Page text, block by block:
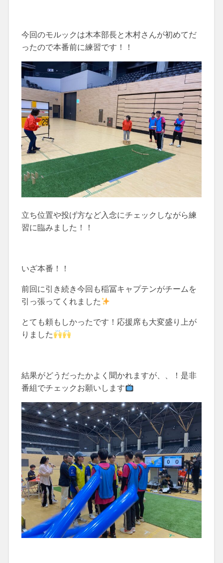
今回のモルックは木本部長と木村さんが初めてだ
ったので本番前に練習です！！
立ち位置や投げ方など入念にチェックしながら練
習に臨みました！！
いざ本番！！
前回に引き続き今回も稲冨キャプテンがチームを
引っ張ってくれました
とても頼もしかったです！応援席も大変盛り上が
りました
結果がどうだったかよく聞かれますが、、！是非
番組でチェックお願いします